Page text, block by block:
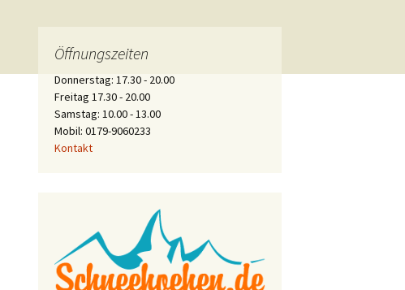
Öffnungszeiten
Donnerstag: 17.30 - 20.00
Freitag 17.30 - 20.00
Samstag: 10.00 - 13.00
Mobil: 0179-9060233
Kontakt